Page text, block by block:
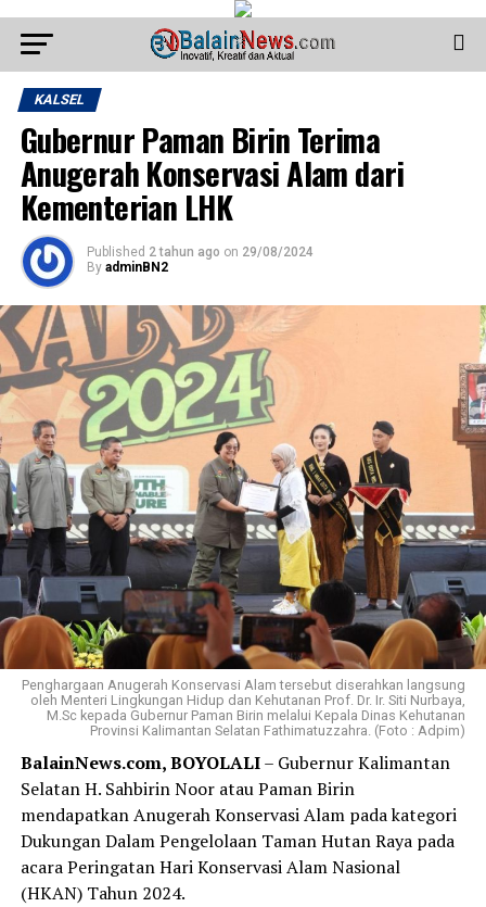
KALSEL
Gubernur Paman Birin Terima
Anugerah Konservasi Alam dari
Kementerian LHK
Published 2 tahun ago on 29/08/2024
By adminBN2
Penghargaan Anugerah Konservasi Alam tersebut diserahkan langsung
oleh Menteri Lingkungan Hidup dan Kehutanan Prof. Dr. Ir. Siti Nurbaya,
M.Sc kepada Gubernur Paman Birin melalui Kepala Dinas Kehutanan
Provinsi Kalimantan Selatan Fathimatuzzahra. (Foto : Adpim)
BalainNews.com, BOYOLALI– Gubernur Kalimantan
Selatan H. Sahbirin Noor atau Paman Birin
mendapatkan Anugerah Konservasi Alam pada kategori
Dukungan Dalam Pengelolaan Taman Hutan Raya pada
acara Peringatan Hari Konservasi Alam Nasional
(HKAN) Tahun 2024.